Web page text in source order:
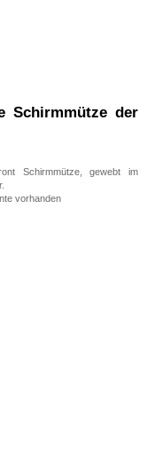
Schirmmütze der
Schirmmütze, gewebt im
vorhanden